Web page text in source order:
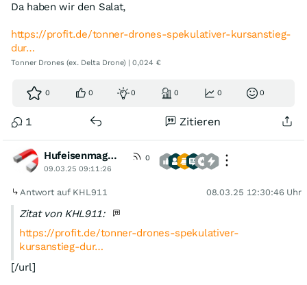
Da haben wir den Salat,
https://profit.de/tonner-drones-spekulativer-kursanstieg-
dur…
Tonner Drones (ex. Delta Drone) | 0,024 €
0 0 0 0 0 0
1 Zitieren
Hufeisenmagnet
0
09.03.25 09:11:26
Antwort auf KHL911 08.03.25 12:30:46 Uhr
Zitat von KHL911:
https://profit.de/tonner-drones-spekulativer-
kursanstieg-dur…
[/url]